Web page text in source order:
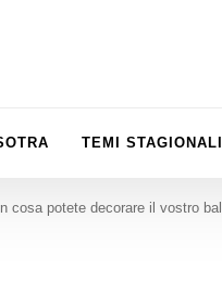
TEMI STAGIONALI
cosa potete decorare il vostro